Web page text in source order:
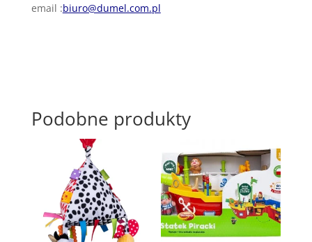
email :biuro@dumel.com.pl
Podobne produkty